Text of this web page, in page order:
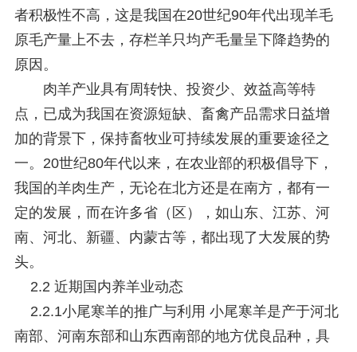
者积极性不高，这是我国在20世纪90年代出现羊毛
原毛产量上不去，存栏羊只均产毛量呈下降趋势的
原因。
肉羊产业具有周转快、投资少、效益高等特
点，已成为我国在资源短缺、畜禽产品需求日益增
加的背景下，保持畜牧业可持续发展的重要途径之
一。20世纪80年代以来，在农业部的积极倡导下，
我国的羊肉生产，无论在北方还是在南方，都有一
定的发展，而在许多省（区），如山东、江苏、河
南、河北、新疆、内蒙古等，都出现了大发展的势
头。
2.2 近期国内养羊业动态
2.2.1小尾寒羊的推广与利用 小尾寒羊是产于河北
南部、河南东部和山东西南部的地方优良品种，具